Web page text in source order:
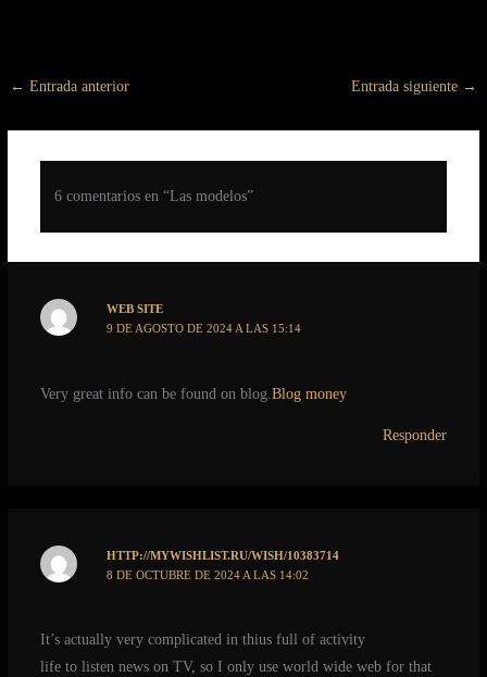
← Entrada anterior Entrada siguiente →
6 comentarios en “Las modelos”
WEB SITE
9 DE AGOSTO DE 2024 A LAS 15:14
Very great info can be found on blog. Blog money
Responder
HTTP://MYWISHLIST.RU/WISH/10383714
8 DE OCTUBRE DE 2024 A LAS 14:02
It’s actually very complicated in thius full of activity
life to listen news on TV, so I only use world wide web for that